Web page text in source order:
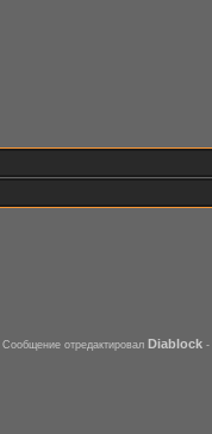
Сообщение отредактировал Diablock-